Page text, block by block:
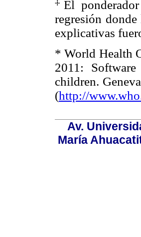
El
regresión
explicativas
* World Health
2011:
children.
(http://
Av.
María